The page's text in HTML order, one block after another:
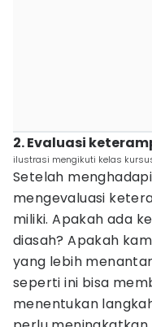
2. Evaluasi
ilustrasi mengikuti kelas
Setelah
mengevaluasi
miliki. Apakah ada
diasah? Apakah
yang lebih
seperti ini bisa
menentukan